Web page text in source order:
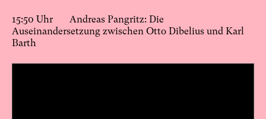
15:50 Uhr Andreas Pangritz: Die
Auseinandersetzung zwischen Otto Dibelius und Karl
Barth